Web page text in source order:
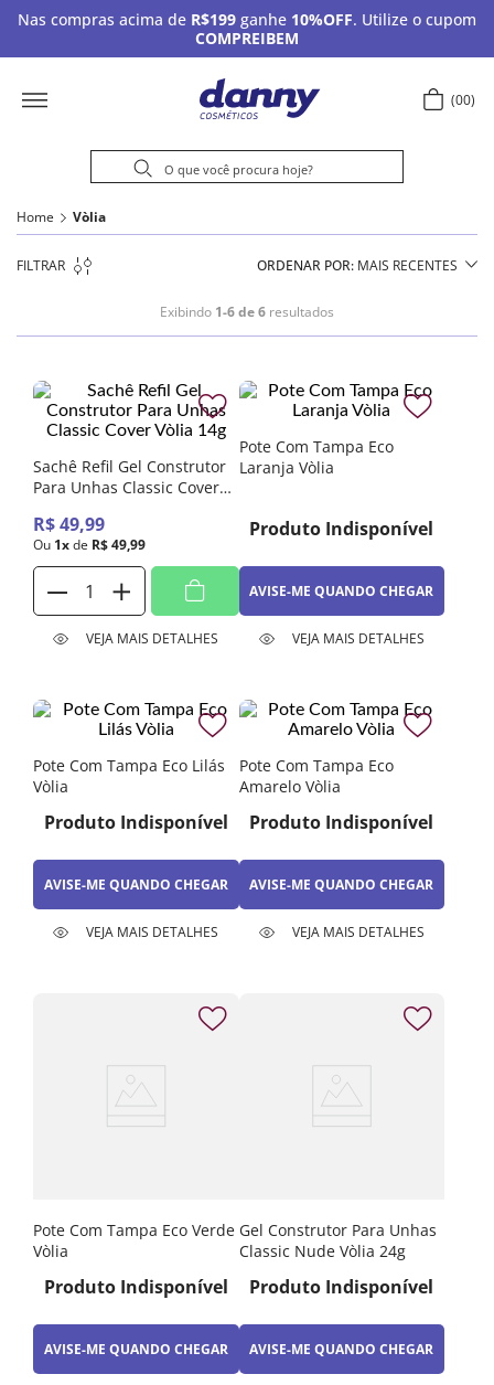
Nas compras acima de R$199 ganhe 10%OFF. Utilize o cupom
COMPREIBEM
00
Home Vòlia
FILTRAR ORDENAR POR MAIS RECENTES
Exibindo 1-6 de 6 resultados
Sachê Refil Gel Construtor
Para Unhas Classic Cover
R$49,99
Ou 1xde R$49,99
VEJA MAIS DETALHES
Pote Com Tampa Eco
Laranja Vòlia
Produto Indisponível
AVISE-ME QUANDO CHEGAR
VEJA MAIS DETALHES
Pote Com Tampa Eco Lilás
Vòlia
Produto Indisponível
AVISE-ME QUANDO CHEGAR
VEJA MAIS DETALHES
Pote Com Tampa Eco
Amarelo Vòlia
Produto Indisponível
AVISE-ME QUANDO CHEGAR
VEJA MAIS DETALHES
Pote Com Tampa Eco Verde
Vòlia
Produto Indisponível
AVISE-ME QUANDO CHEGAR
Gel Construtor Para Unhas
Classic Nude Vòlia 24g
Produto Indisponível
AVISE-ME QUANDO CHEGAR